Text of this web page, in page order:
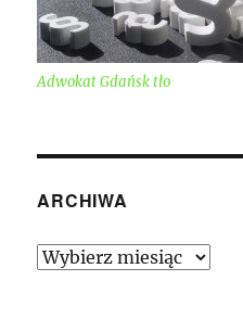
Adwokat Gdańsk tło
ARCHIWA
Archiwa